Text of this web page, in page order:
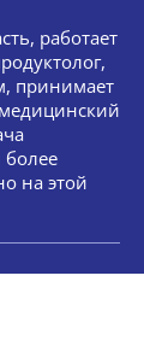
работает
принимает
более
на этой